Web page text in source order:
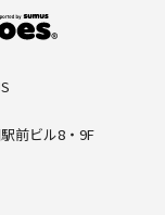
前ビル8・9F